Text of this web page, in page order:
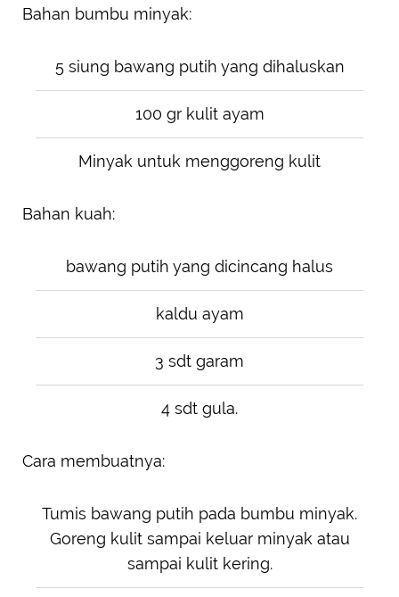
Bahan bumbu minyak:
5 siung bawang putih yang dihaluskan
100 gr kulit ayam
Minyak untuk menggoreng kulit
Bahan kuah:
bawang putih yang dicincang halus
kaldu ayam
3 sdt garam
4 sdt gula.
Cara membuatnya:
Tumis bawang putih pada bumbu minyak.
Goreng kulit sampai keluar minyak atau
sampai kulit kering.